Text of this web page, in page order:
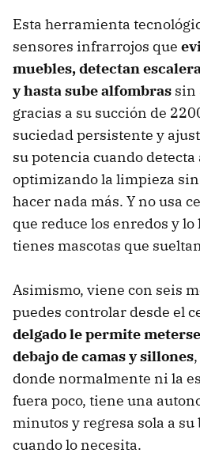
Esta herramienta
sensores infrarrojos que
muebles, detectan
y hasta sube alfombras sin
gracias a su succión de
suciedad persistente y
su potencia cuando
optimizando la limpieza
hacer nada más. Y no usa
que reduce los enredos y lo
tienes mascotas que
Asimismo, viene con seis
puedes controlar desde el
delgado le permite
debajo de camas y sillones
donde normalmente ni la
fuera poco, tiene una
minutos y regresa sola a
cuando lo necesita.